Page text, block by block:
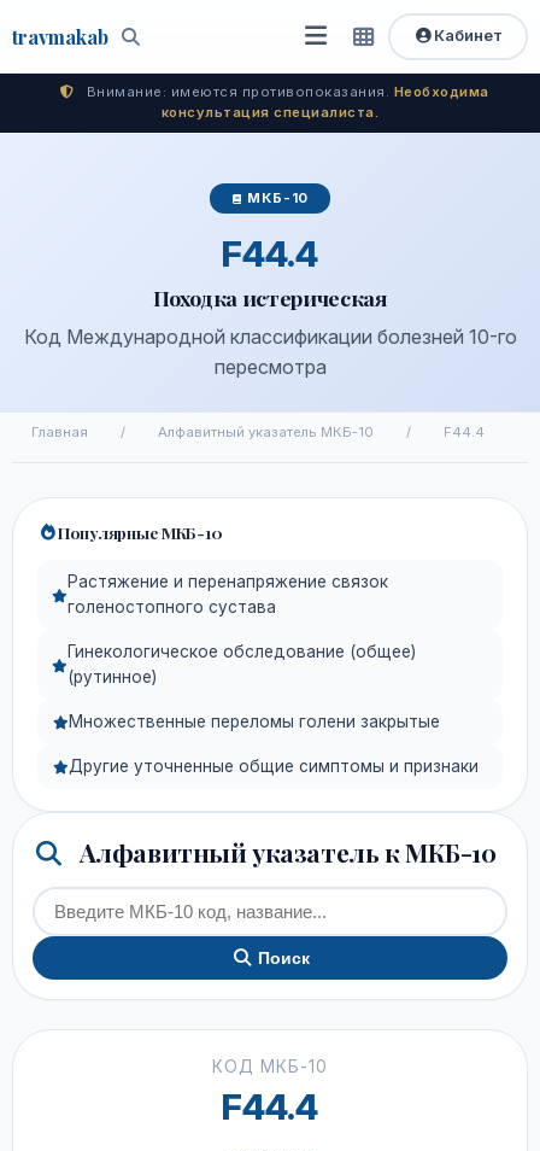
travmakab Поиск
Открыть
меню
Быстрый
доступ
Кабинет
Внимание: имеются противопоказания. Необходима
консультация специалиста.
МКБ-10
F44.4
Походка истерическая
Код Международной классификации болезней 10-го
пересмотра
Главная / Алфавитный указатель МКБ-10 / F44.4
Популярные МКБ-10
Растяжение и перенапряжение связок
голеностопного сустава
Гинекологическое обследование (общее)
(рутинное)
Множественные переломы голени закрытые
Другие уточненные общие симптомы и признаки
Алфавитный указатель к МКБ-10
Поиск
КОД МКБ-10
F44.4